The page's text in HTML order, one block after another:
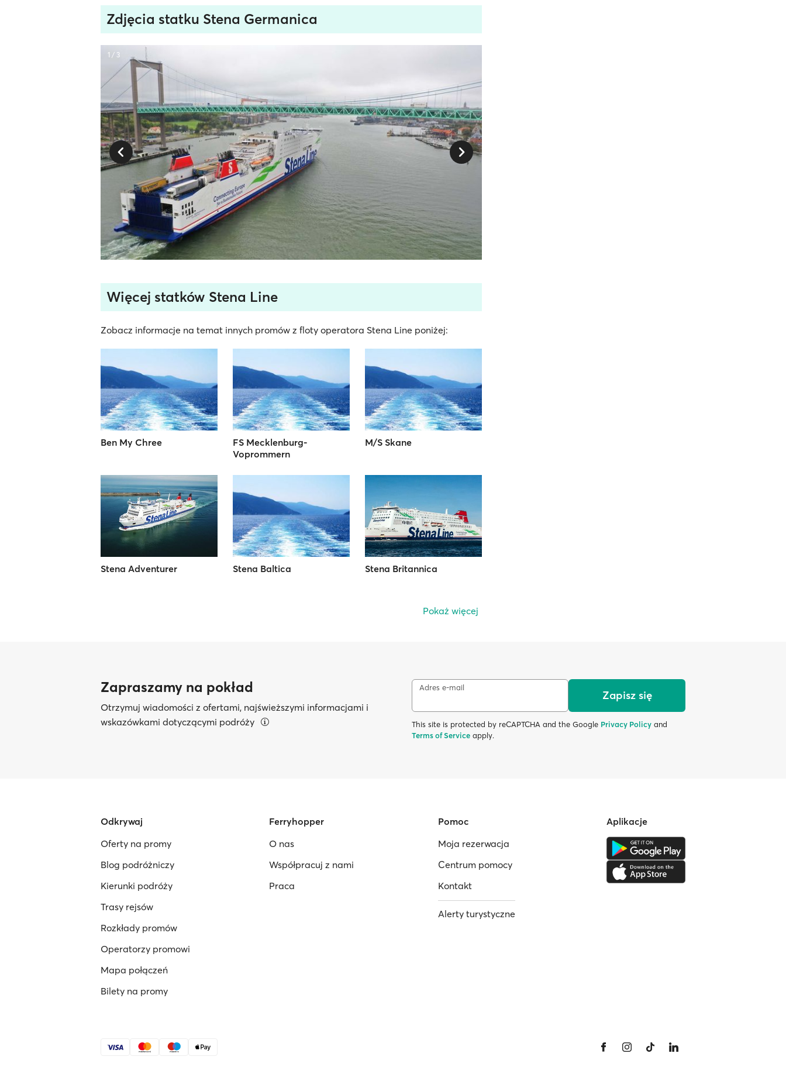
Zdjęcia statku Stena Germanica
1 / 3
Więcej statków Stena Line
Zobacz informacje na temat innych promów z floty operatora Stena Line poniżej:
Ben My Chree
FS Mecklenburg-
Voprommern
M/S Skane
Stena Adventurer Stena Baltica Stena Britannica
Pokaż więcej
Zapraszamy na pokład
Otrzymuj wiadomości z ofertami, najświeższymi informacjami i
wskazówkami dotyczącymi podróży
Adres e-mail
Zapisz się
This site is protected by reCAPTCHA and the Google Privacy Policy and
Terms of Service apply.
Odkrywaj
Oferty na promy
Blog podróżniczy
Kierunki podróży
Trasy rejsów
Rozkłady promów
Operatorzy promowi
Mapa połączeń
Bilety na promy
Ferryhopper
O nas
Współpracuj z nami
Praca
Pomoc
Moja rezerwacja
Centrum pomocy
Kontakt
Alerty turystyczne
Aplikacje